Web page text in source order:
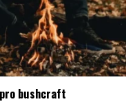
bushcraft